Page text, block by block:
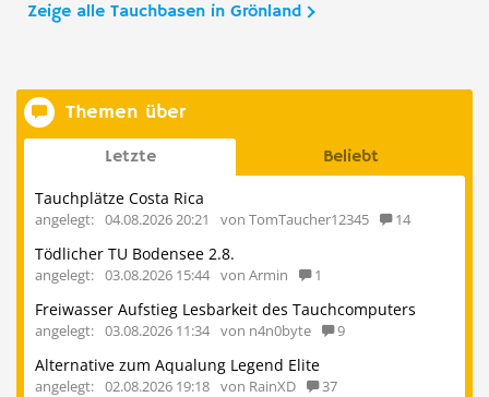
Zeige alle Tauchbasen in Grönland
Themen über
Letzte Beliebt
Tauchplätze Costa Rica
angelegt: 04.08.2026 20:21 von TomTaucher12345 14
Tödlicher TU Bodensee 2.8.
angelegt: 03.08.2026 15:44 von Armin 1
Freiwasser Aufstieg Lesbarkeit des Tauchcomputers
angelegt: 03.08.2026 11:34 von n4n0byte 9
Alternative zum Aqualung Legend Elite
angelegt: 02.08.2026 19:18 von RainXD 37